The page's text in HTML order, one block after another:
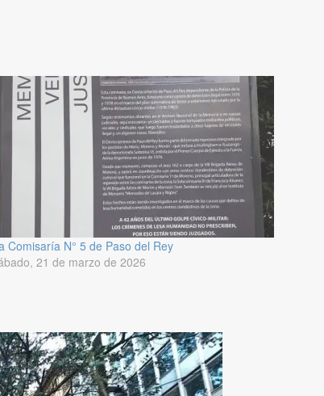
Comisaría N° 5 de Paso del Rey
21 de marzo de 2026